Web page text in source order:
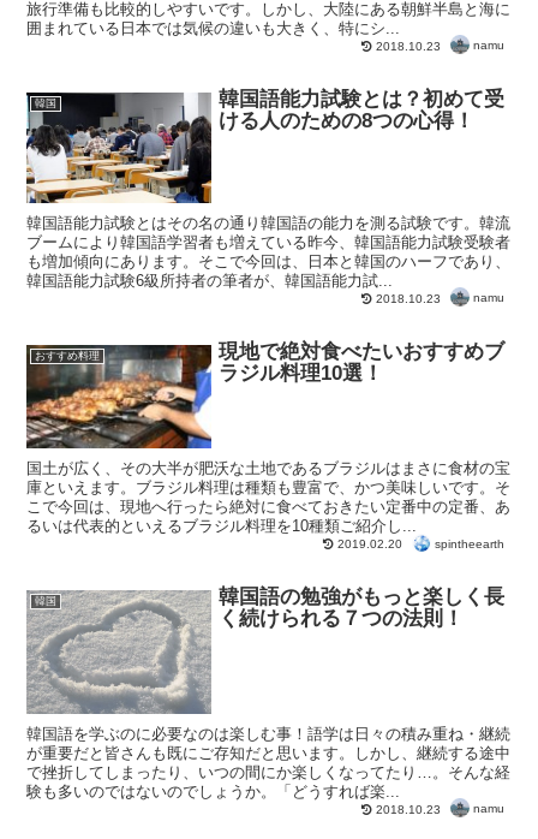
旅行準備も比較的しやすいです。しかし、大陸にある朝鮮半島と海に
囲まれている日本では気候の違いも大きく、特にシ...
2018.10.23 namu
韓国
韓国語能力試験とは？初めて受
ける人のための8つの心得！
韓国語能力試験とはその名の通り韓国語の能力を測る試験です。韓流
ブームにより韓国語学習者も増えている昨今、韓国語能力試験受験者
も増加傾向にあります。そこで今回は、日本と韓国のハーフであり、
韓国語能力試験6級所持者の筆者が、韓国語能力試...
2018.10.23 namu
おすすめ料理
現地で絶対食べたいおすすめブ
ラジル料理10選！
国土が広く、その大半が肥沃な土地であるブラジルはまさに食材の宝
庫といえます。ブラジル料理は種類も豊富で、かつ美味しいです。そ
こで今回は、現地へ行ったら絶対に食べておきたい定番中の定番、あ
るいは代表的といえるブラジル料理を10種類ご紹介し...
2019.02.20 spintheearth
韓国
韓国語の勉強がもっと楽しく長
く続けられる７つの法則！
韓国語を学ぶのに必要なのは楽しむ事！語学は日々の積み重ね・継続
が重要だと皆さんも既にご存知だと思います。しかし、継続する途中
で挫折してしまったり、いつの間にか楽しくなってたり…。そんな経
験も多いのではないのでしょうか。「どうすれば楽...
2018.10.23 namu